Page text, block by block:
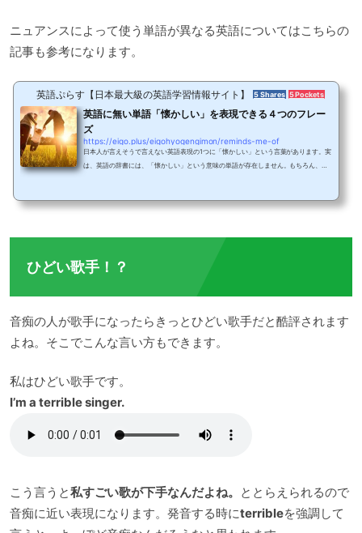
ニュアンスによって使う単語が異なる英語についてはこちらの
記事も参考になります。
英語ぷらす【日本最大級の英語学習情報サイト】 5 Shares 5 Pockets
英語に無い単語「懐かしい」を表現できる４つのフレー
ズ
https://eigo.plus/eigohyogengimon/reminds-me-of
日本人が言えそうで言えない英語表現の1つに「懐かしい」という言葉があります。実
は、英語の辞書には、「懐かしい」という意味の単語が存在しません。もちろん、ア
表現で、この感情を表しているということです。ここでは懐かしい感情を抱いたとき
ひどい歌手！？
音痴の人が歌手になったらきっとひどい歌手だと酷評されます
よね。そこでこんな言い方もできます。
私はひどい歌手です。
I’m a terrible singer.
こう言うと私すごい歌が下手なんだよね。 ととらえられるので
音痴に近い表現になります。発音する時にterribleを強調して